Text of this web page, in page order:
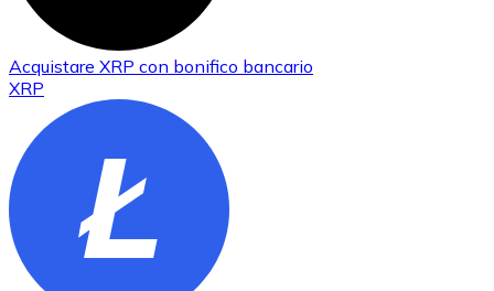
Acquistare XRP con bonifico bancario
XRP